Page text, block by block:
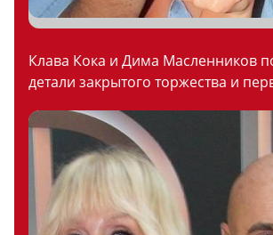
Клава Кока и Дима Масленников
детали закрытого торжества и